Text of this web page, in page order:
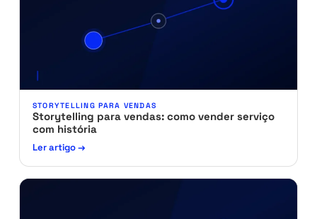
STORYTELLING PARA VENDAS
Storytelling para vendas: como vender serviço
com história
Ler artigo →